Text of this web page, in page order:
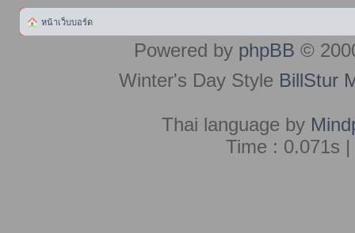
หน้าเว็บบอร์ด
Powered by phpBB ©
Winter's Day Style BillStur
Thai language by
Time : 0.071s